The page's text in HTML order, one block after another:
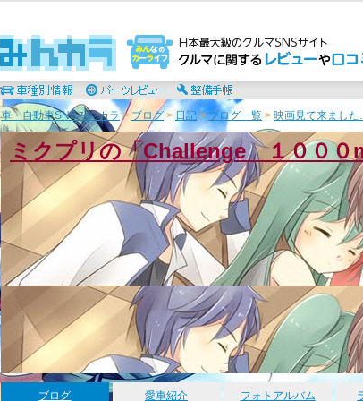
車・自動車SNSみんカラ> ブログ> 日記>ブログ一覧 > 映画見て来まし
ミクプリの「Challenge １０００
ブログ 愛車紹介 フォトアルバム